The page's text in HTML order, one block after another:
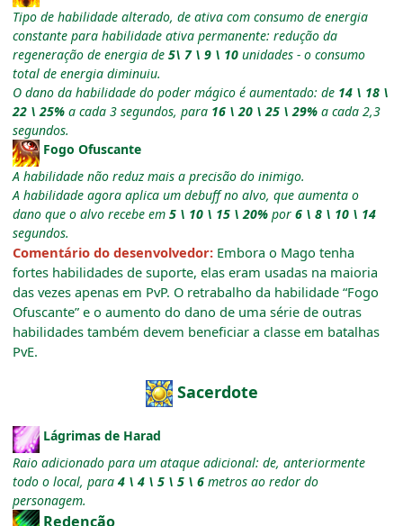
Tipo de habilidade alterado, de ativa com consumo de energia
constante para habilidade ativa permanente: redução da
regeneração de energia de 5\ 7 \ 9 \ 10 unidades - o consumo
total de energia diminuiu.
O dano da habilidade do poder mágico é aumentado: de 14 \ 18 \
22 \ 25% a cada 3 segundos, para 16 \ 20 \ 25 \ 29% a cada 2,3
segundos.
Fogo Ofuscante
A habilidade não reduz mais a precisão do inimigo.
A habilidade agora aplica um debuff no alvo, que aumenta o
dano que o alvo recebe em 5 \ 10 \ 15 \ 20% por 6 \ 8 \ 10 \ 14
segundos.
Comentário do desenvolvedor: Embora o Mago tenha
fortes habilidades de suporte, elas eram usadas na maioria
das vezes apenas em PvP. O retrabalho da habilidade “Fogo
Ofuscante” e o aumento do dano de uma série de outras
habilidades também devem beneficiar a classe em batalhas
PvE.
Sacerdote
Lágrimas de Harad
Raio adicionado para um ataque adicional: de, anteriormente
todo o local, para 4 \ 4 \ 5 \ 5 \ 6 metros ao redor do
personagem.
Redenção